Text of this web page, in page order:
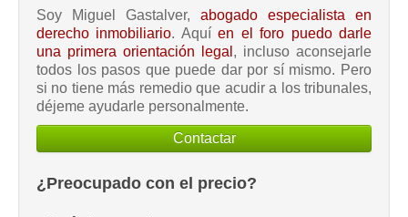
Soy Miguel Gastalver, abogado especialista en
derecho inmobiliario. Aquíen el foro puedo darle
una primera orientación legal , incluso aconsejarle
todos los pasos que puede dar por sí mismo. Pero
si no tiene más remedio que acudir a los tribunales,
déjeme ayudarle personalmente.
Contactar
¿Preocupado con el precio?